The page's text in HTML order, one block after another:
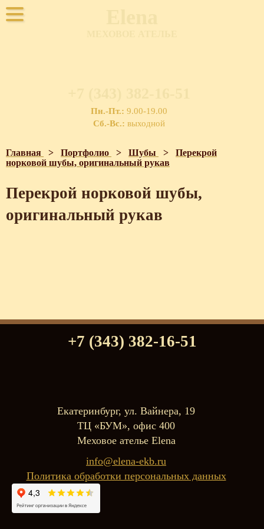
Пн.-Пт.: 9.00-19.00
Сб.-Вс.: выходной
Главная > Портфолио > Шубы > Перекрой
норковой шубы, оригинальный рукав
Перекрой норковой шубы,
оригинальный рукав
+7 (343) 382-16-51
Екатеринбург, ул. Вайнера, 19
ТЦ «БУМ», офис 400
Меховое ателье Elena
info@elena-ekb.ru
Политика обработки персональных данных